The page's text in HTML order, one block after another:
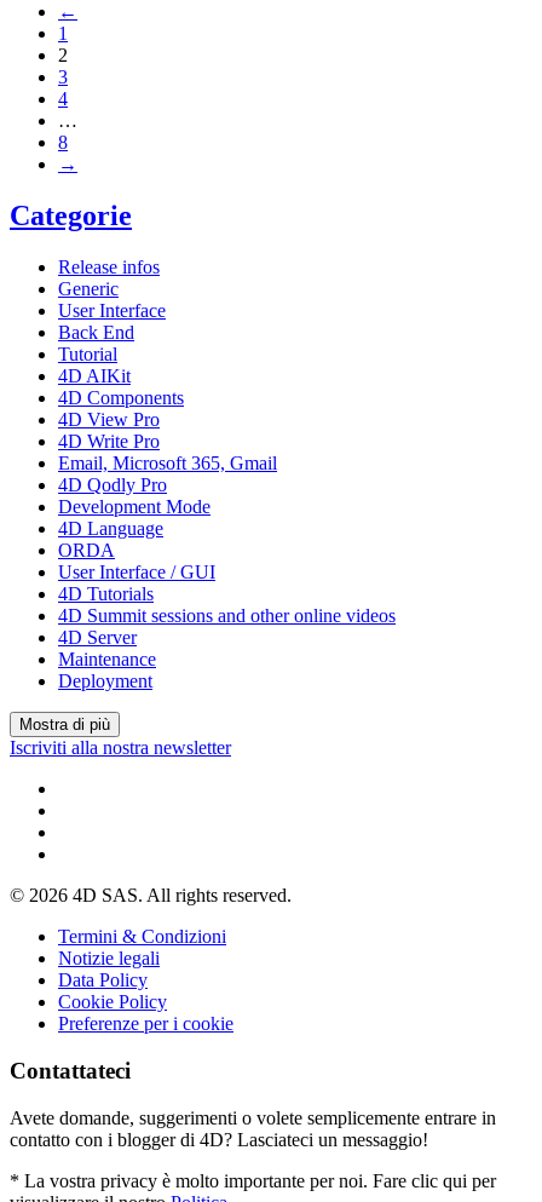
←
1
2
3
4
…
8
→
Categorie
Release infos
Generic
User Interface
Back End
Tutorial
4D AIKit
4D Components
4D View Pro
4D Write Pro
Email, Microsoft 365, Gmail
4D Qodly Pro
Development Mode
4D Language
ORDA
User Interface / GUI
4D Tutorials
4D Summit sessions and other online videos
4D Server
Maintenance
Deployment
Mostra di più
Iscriviti alla nostra newsletter
© 2026 4D SAS. All rights reserved.
Termini & Condizioni
Notizie legali
Data Policy
Cookie Policy
Preferenze per i cookie
Contattateci
Avete domande, suggerimenti o volete semplicemente entrare in
contatto con i blogger di 4D? Lasciateci un messaggio!
* La vostra privacy è molto importante per noi. Fare clic qui per